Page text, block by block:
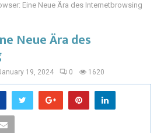
Eine Neue Ära des Internetbrowsing
Neue Ära des
19, 2024 0 1620